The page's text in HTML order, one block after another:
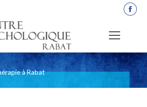
La
une
à Rabat